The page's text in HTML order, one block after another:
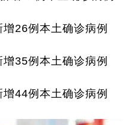
26例本土确诊病例
35例本土确诊病例
44例本土确诊病例